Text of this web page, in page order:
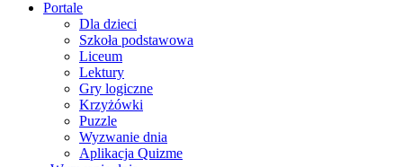
Portale
Dla dzieci
Szkoła podstawowa
Liceum
Lektury
Gry logiczne
Krzyżówki
Puzzle
Wyzwanie dnia
Aplikacja Quizme